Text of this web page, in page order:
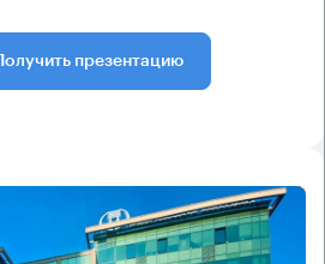
Получить презентацию